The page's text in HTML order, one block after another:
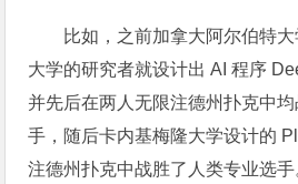
比如，之前加拿大阿尔伯特
大学的研究者就设计出 AI 程序
并先后在两人无限注德州扑克中
手，随后卡内基梅隆大学设计的
注德州扑克中战胜了人类专业选手